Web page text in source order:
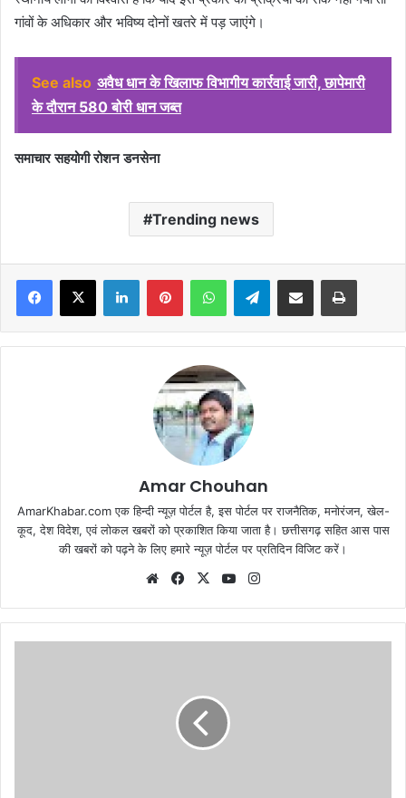
गांवों के अधिकार और भविष्य दोनों खतरे में पड़ जाएंगे।
See also अवैध धान के खिलाफ विभागीय कार्रवाई जारी, छापेमारी
के दौरान 580 बोरी धान जब्त
समाचार सहयोगी रोशन डनसेना
Trending news
Facebook
X LinkedInPinterestWhatsAppTelegramShare via Email Print
Amar Chouhan
AmarKhabar.com एक हिन्दी न्यूज़ पोर्टल है, इस पोर्टल पर राजनैतिक, मनोरंजन, खेल-
कूद, देश विदेश, एवं लोकल खबरों को प्रकाशित किया जाता है। छत्तीसगढ़ सहित आस पास
की खबरों को पढ़ने के लिए हमारे न्यूज़ पोर्टल पर प्रतिदिन विजिट करें।
WebsiteFacebook
X YouTube